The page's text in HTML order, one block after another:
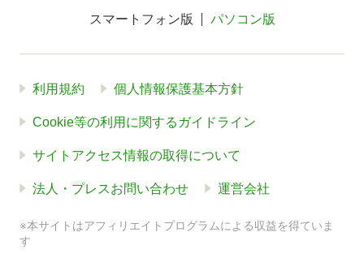
スマートフォン版 パソコン版
利用規約 個人情報保護基本方針
Cookie等の利用に関するガイドライン
サイトアクセス情報の取得について
法人・プレスお問い合わせ 運営会社
※本サイトはアフィリエイトプログラムによる収益を得ていま
す